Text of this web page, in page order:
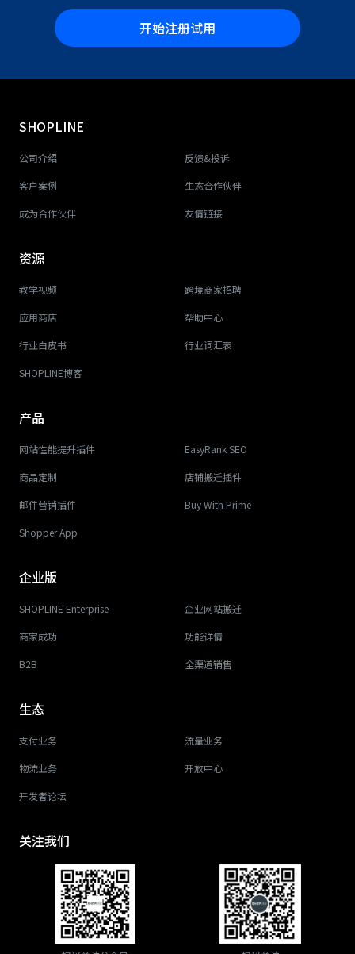
开始注册试用
SHOPLINE
公司介绍 反馈&投诉
客户案例 生态合作伙伴
成为合作伙伴 友情链接
资源
教学视频 跨境商家招聘
应用商店 帮助中心
行业白皮书 行业词汇表
SHOPLINE博客
产品
网站性能提升插件 EasyRank SEO
商品定制 店铺搬迁插件
邮件营销插件 Buy With Prime
Shopper App
企业版
SHOPLINE Enterprise 企业网站搬迁
商家成功 功能详情
B2B 全渠道销售
生态
支付业务 流量业务
物流业务 开放中心
开发者论坛
关注我们